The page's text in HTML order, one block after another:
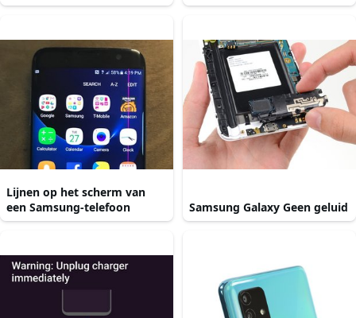
Lijnen op het scherm van
een Samsung-telefoon
Samsung Galaxy Geen geluid